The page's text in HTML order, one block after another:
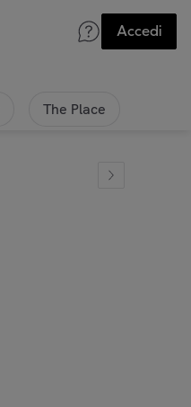
Accedi
The Place